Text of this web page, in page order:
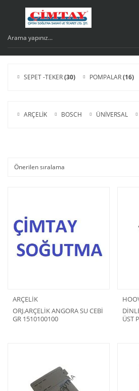
SEPET -TEKER(30) POMPALAR(16)
ARÇELİK BOSCH ÜNİVERSAL
ARÇELİK
ORJ.ARÇELİK ANGORA SU CEBİ
GR 1510100100
ÜST